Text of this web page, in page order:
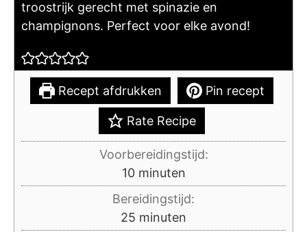
troostrijk gerecht met spinazie en
champignons. Perfect voor elke avond!
Recept afdrukken Pin recept
Rate Recipe
Voorbereidingstijd:
10minuten
minuten
Bereidingstijd:
25 minuten
minuten